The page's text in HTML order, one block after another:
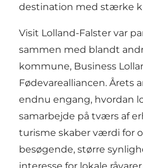
destination med stærke
Visit Lolland-Falster var
sammen med blandt
kommune, Business
Fødevarealliancen. Årets
endnu engang, hvordan
samarbejde på tværs af
turisme skaber værdi for
besøgende, større
interesse for lokale